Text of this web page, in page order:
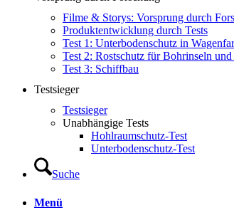
Filme & Storys: Vorsprung durch
Produktentwicklung durch Tests
Test 1: Unterbodenschutz in
Test 2: Rostschutz für Bohrinseln
Test 3: Schiffbau
Testsieger
Testsieger
Unabhängige Tests
Hohlraumschutz-Test
Unterbodenschutz-Test
Suche
Menü